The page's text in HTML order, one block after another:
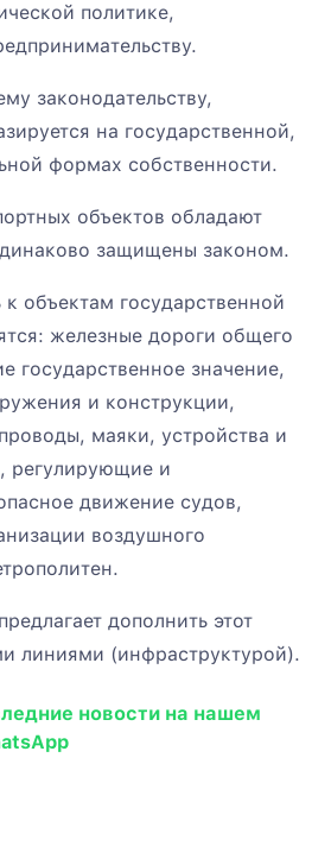
политике,
законодательству,
на государственной,
формах собственности.
объектов обладают
защищены законом.
объектам государственной
железные дороги общего
государственное значение,
и конструкции,
маяки, устройства и
регулирующие и
движение судов,
воздушного
дополнить этот
линиями (инфраструктурой).
новости на нашем